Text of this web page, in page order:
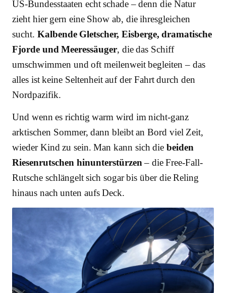
US-Bundesstaaten echt schade – denn die Natur
zieht hier gern eine Show ab, die ihresgleichen
sucht. Kalbende Gletscher, Eisberge, dramatische
Fjorde und Meeressäuger, die das Schiff
umschwimmen und oft meilenweit begleiten – das
alles ist keine Seltenheit auf der Fahrt durch den
Nordpazifik.
Und wenn es richtig warm wird im nicht-ganz
arktischen Sommer, dann bleibt an Bord viel Zeit,
wieder Kind zu sein. Man kann sich die beiden
Riesenrutschen hinunterstürzen– die Free-Fall-
Rutsche schlängelt sich sogar bis über die Reling
hinaus nach unten aufs Deck.